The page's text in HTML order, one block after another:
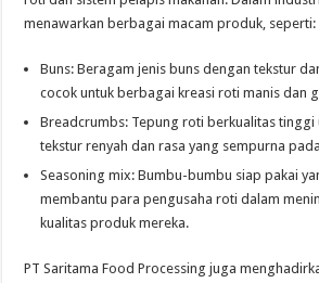
menawarkan berbagai macam produk, seperti:
Buns: Beragam jenis buns dengan tekstur
cocok untuk berbagai kreasi roti manis dan
Breadcrumbs: Tepung roti berkualitas tinggi
tekstur renyah dan rasa yang sempurna
Seasoning mix: Bumbu-bumbu siap pakai
membantu para pengusaha roti dalam
kualitas produk mereka.
PT Saritama Food Processing juga